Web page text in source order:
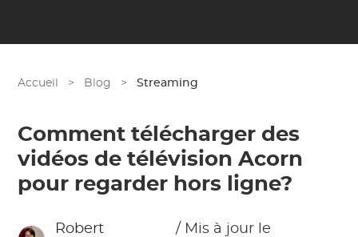
Accueil > Blog > Streaming
Comment télécharger des
vidéos de télévision Acorn
pour regarder hors ligne?
Robert
/ Mis à jour le